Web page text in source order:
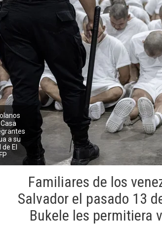
a su
El
Familiares de los
Salvador el pasado 13
Bukele les permitiera